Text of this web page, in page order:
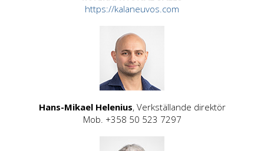
https://kalaneuvos.com
Hans-Mikael Helenius, Verkställande direktör
Mob. +358 50 523 7297